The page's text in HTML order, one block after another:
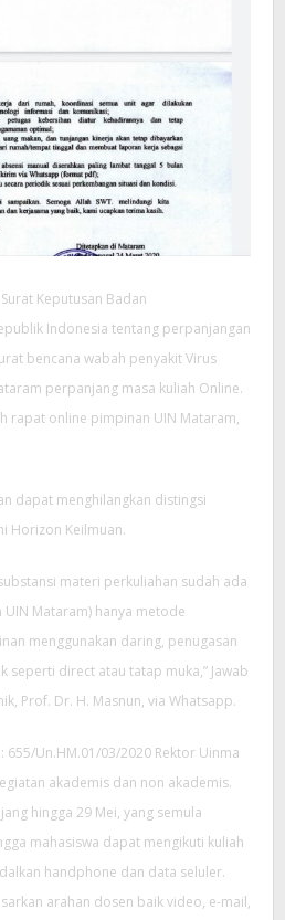
Keputusan Badan
Indonesia tentang perpanjangan
bencana wabah penyakit Virus
perpanjang masa kuliah Online.
rapat online pimpinan UIN Mataram,
dapat menghilangkan distingsi
Horizon Keilmuan.
materi perkuliahan sudah ada
Mataram) hanya metode
menggunakan daring, penugasan
seperti direct atau tatap muka,” Jawab
Prof. Dr. H. Masnun, via Whatsapp.
Un.HM.01/03/2020 Rektor Uinma
akademis dan non akademis.
hingga 29 Mei, yang semula
mahasiswa dapat mengikuti kuliah
handphone dan data seluler.
arahan dosen baik video, e-mail,